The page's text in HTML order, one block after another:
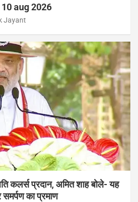
aug 2026
Jayant
कलर्स प्रदान, अमित शाह बोले- यह
का प्रमाण